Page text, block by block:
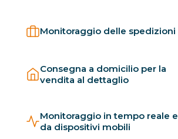
Monitoraggio delle spedizioni
Consegna a domicilio per la
vendita al dettaglio
Monitoraggio in tempo reale e
da dispositivi mobili